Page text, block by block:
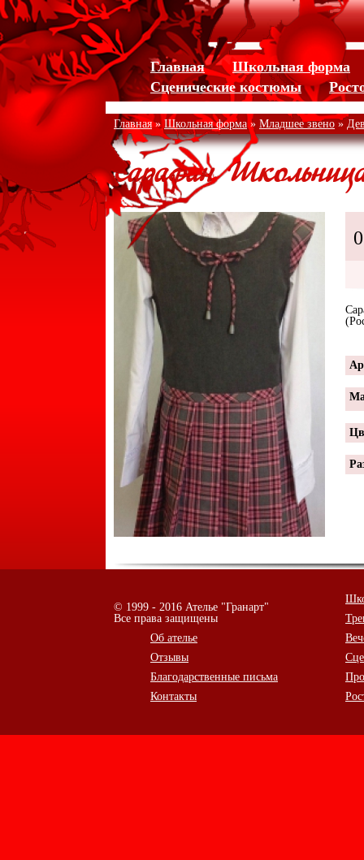
Jump to navigation
Главная
Школьная форма
Сценические костюмы
Главная»Школьная форма » Младшее звено »
Сарафан
0
© 1999 - 2016 Ателье "Гранарт"
Все права защищены
Об ателье
Отзывы
Благодарственные письма
Контакты